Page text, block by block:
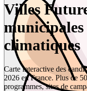
Villes
climatiques
Carte interactive des
2026 en France. Plus de
programmes, sites de